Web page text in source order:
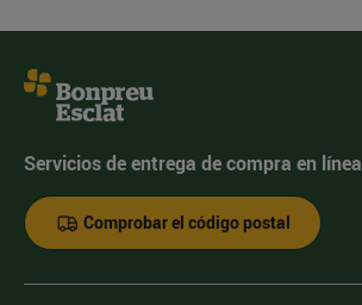
Servicios de entrega de compra en línea
Comprobar el código postal